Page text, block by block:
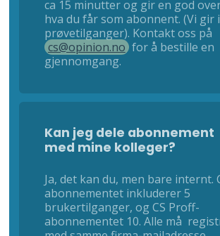
ca 15 minutter og gir en god
hva du får som abonnent. (Vi gir
prøvetilganger). Kontakt oss på
cs@opinion.no for å bestille en
gjennomgang.
Kan jeg dele abonnement
med mine kolleger?
Ja, det kan du, men bare internt.
abonnementet inkluderer 5
brukertilganger, og CS Proff-
abonnementet 10. Alle må